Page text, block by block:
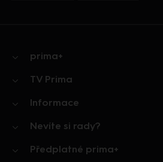
prima+
TV Prima
Informace
Nevíte si rady?
Předplatné prima+